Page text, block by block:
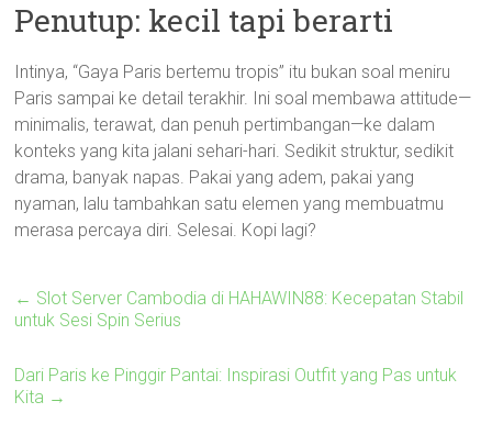
Penutup: kecil tapi berarti
Intinya, “Gaya Paris bertemu tropis” itu bukan soal meniru
Paris sampai ke detail terakhir. Ini soal membawa attitude—
minimalis, terawat, dan penuh pertimbangan—ke dalam
konteks yang kita jalani sehari-hari. Sedikit struktur, sedikit
drama, banyak napas. Pakai yang adem, pakai yang
nyaman, lalu tambahkan satu elemen yang membuatmu
merasa percaya diri. Selesai. Kopi lagi?
← Slot Server Cambodia di HAHAWIN88: Kecepatan Stabil
untuk Sesi Spin Serius
Dari Paris ke Pinggir Pantai: Inspirasi Outfit yang Pas untuk
Kita →